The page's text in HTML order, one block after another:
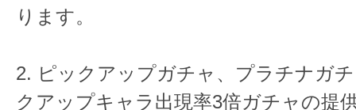
ります。
2. ピックアップガチャ、プラチナガ
クアップキャラ出現率3倍ガチャの提